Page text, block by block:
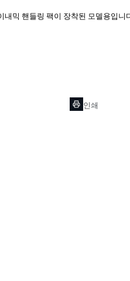
내믹 핸들링 팩이 장착된 모델용입
인쇄